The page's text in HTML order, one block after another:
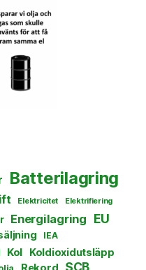
Batterilagring
Elektricitet Elektrifiering
Energilagring EU
IEA
Kol Koldioxidutsläpp
SCB